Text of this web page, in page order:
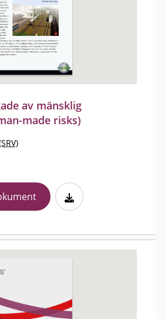
av mänsklig
made risks)